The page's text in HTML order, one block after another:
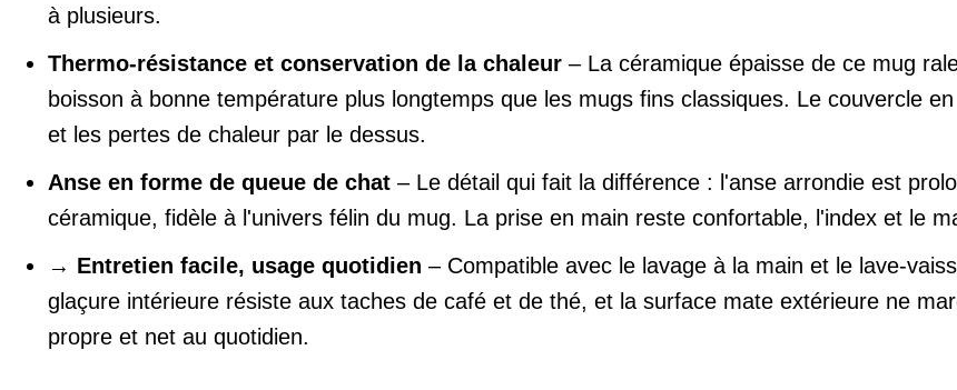
à plusieurs.
Thermo-résistance et conservation de la chaleur – La céramique épaisse de ce mug
boisson à bonne température plus longtemps que les mugs fins classiques. Le couvercle
et les pertes de chaleur par le dessus.
Anse en forme de queue de chat – Le détail qui fait la différence : l'anse arrondie est
céramique, fidèle à l'univers félin du mug. La prise en main reste confortable, l'index et le
→ Entretien facile, usage quotidien – Compatible avec le lavage à la main et le lave-
glaçure intérieure résiste aux taches de café et de thé, et la surface mate extérieure ne
propre et net au quotidien.